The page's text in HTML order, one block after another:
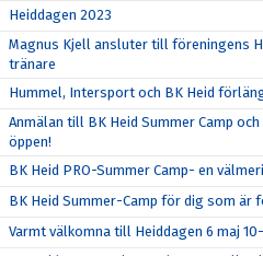
Heiddagen 2023
Magnus Kjell ansluter till föreningens
tränare
Hummel, Intersport och BK Heid
Anmälan till BK Heid Summer Camp
öppen!
BK Heid PRO-Summer Camp- en
BK Heid Summer-Camp för dig som är
Varmt välkomna till Heiddagen 6 maj 10-